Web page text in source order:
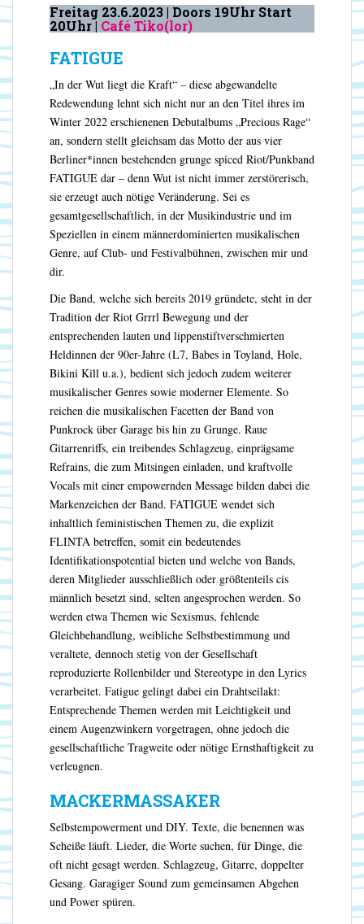
Freitag 23.6.2023 | Doors 19Uhr Start
20Uhr | Café Tiko(lor)
FATIGUE
„In der Wut liegt die Kraft“ – diese abgewandelte
Redewendung lehnt sich nicht nur an den Titel ihres im
Winter 2022 erschienenen Debutalbums „Precious Rage“
an, sondern stellt gleichsam das Motto der aus vier
Berliner*innen bestehenden grunge spiced Riot/Punkband
FATIGUE dar – denn Wut ist nicht immer zerstörerisch,
sie erzeugt auch nötige Veränderung. Sei es
gesamtgesellschaftlich, in der Musikindustrie und im
Speziellen in einem männerdominierten musikalischen
Genre, auf Club- und Festivalbühnen, zwischen mir und
dir.
Die Band, welche sich bereits 2019 gründete, steht in der
Tradition der Riot Grrrl Bewegung und der
entsprechenden lauten und lippenstiftverschmierten
Heldinnen der 90er-Jahre (L7, Babes in Toyland, Hole,
Bikini Kill u.a.), bedient sich jedoch zudem weiterer
musikalischer Genres sowie moderner Elemente. So
reichen die musikalischen Facetten der Band von
Punkrock über Garage bis hin zu Grunge. Raue
Gitarrenriffs, ein treibendes Schlagzeug, einprägsame
Refrains, die zum Mitsingen einladen, und kraftvolle
Vocals mit einer empowernden Message bilden dabei die
Markenzeichen der Band. FATIGUE wendet sich
inhaltlich feministischen Themen zu, die explizit
FLINTA betreffen, somit ein bedeutendes
Identifikationspotential bieten und welche von Bands,
deren Mitglieder ausschließlich oder größtenteils cis
männlich besetzt sind, selten angesprochen werden. So
werden etwa Themen wie Sexismus, fehlende
Gleichbehandlung, weibliche Selbstbestimmung und
veraltete, dennoch stetig von der Gesellschaft
reproduzierte Rollenbilder und Stereotype in den Lyrics
verarbeitet. Fatigue gelingt dabei ein Drahtseilakt:
Entsprechende Themen werden mit Leichtigkeit und
einem Augenzwinkern vorgetragen, ohne jedoch die
gesellschaftliche Tragweite oder nötige Ernsthaftigkeit zu
verleugnen.
MACKERMASSAKER
Selbstempowerment und DIY. Texte, die benennen was
Scheiße läuft. Lieder, die Worte suchen, für Dinge, die
oft nicht gesagt werden. Schlagzeug, Gitarre, doppelter
Gesang. Garagiger Sound zum gemeinsamen Abgehen
und Power spüren.